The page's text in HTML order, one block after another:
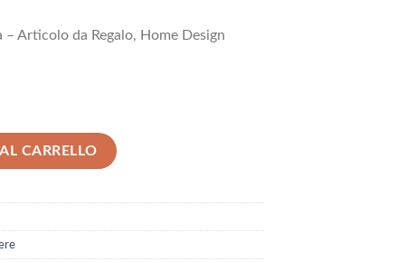
Articolo da Regalo, Home Design
Fatina dei Fiori 2 Soggetti quantità
CARRELLO